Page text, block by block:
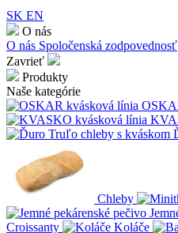
SK EN
O nás
O nás Spoločenská zodpovednosť
Zavrieť
Produkty
Naše kategórie
Chleby
Croissanty
Koláče